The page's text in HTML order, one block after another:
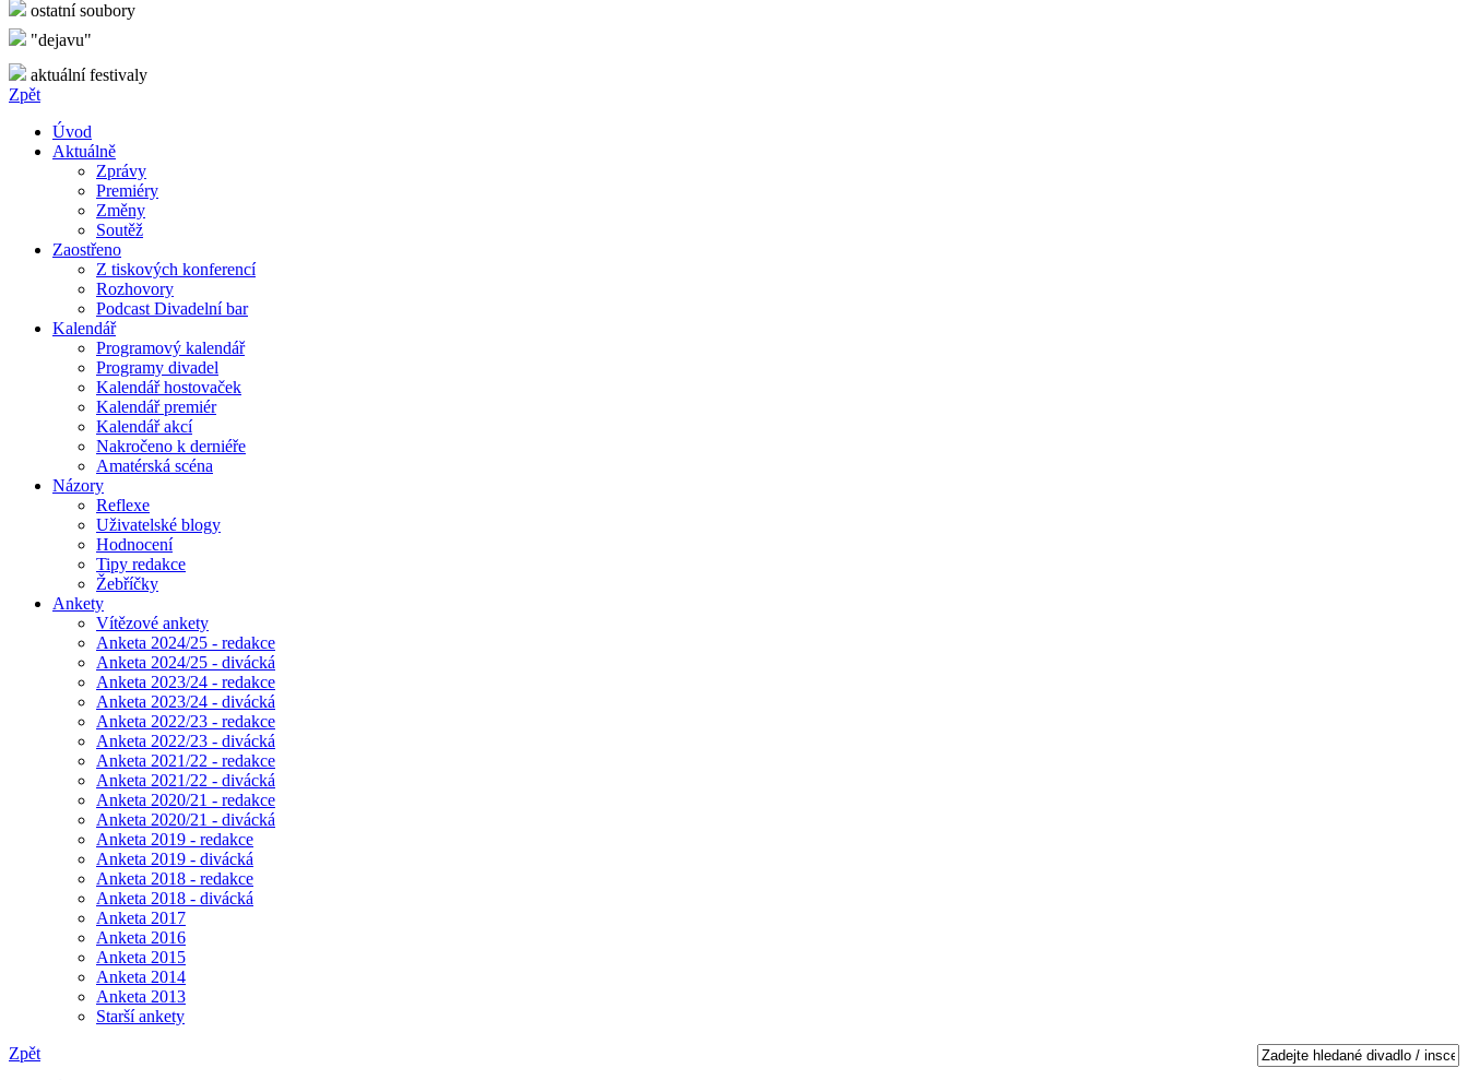
ostatní soubory
"dejavu"
aktuální festivaly
Zpět
Úvod
Aktuálně
Zprávy
Premiéry
Změny
Soutěž
Zaostřeno
Z tiskových konferencí
Rozhovory
Podcast Divadelní bar
Kalendář
Programový kalendář
Programy divadel
Kalendář hostovaček
Kalendář premiér
Kalendář akcí
Nakročeno k derniéře
Amatérská scéna
Názory
Reflexe
Uživatelské blogy
Hodnocení
Tipy redakce
Žebříčky
Ankety
Vítězové ankety
Anketa 2024/25 - redakce
Anketa 2024/25 - divácká
Anketa 2023/24 - redakce
Anketa 2023/24 - divácká
Anketa 2022/23 - redakce
Anketa 2022/23 - divácká
Anketa 2021/22 - redakce
Anketa 2021/22 - divácká
Anketa 2020/21 - redakce
Anketa 2020/21 - divácká
Anketa 2019 - redakce
Anketa 2019 - divácká
Anketa 2018 - redakce
Anketa 2018 - divácká
Anketa 2017
Anketa 2016
Anketa 2015
Anketa 2014
Anketa 2013
Starší ankety
Zpět